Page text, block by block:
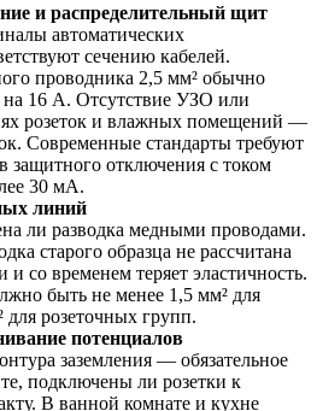
и распределительный щит
автоматических
сечению кабелей.
проводника 2,5 мм² обычно
16 А. Отсутствие УЗО или
розеток и влажных помещений —
Современные стандарты требуют
защитного отключения с током
30 мА.
линий
ли разводка медными проводами.
старого образца не рассчитана
и со временем теряет эластичность.
быть не менее 1,5 мм² для
розеточных групп.
потенциалов
заземления — обязательное
подключены ли розетки к
В ванной комнате и кухне